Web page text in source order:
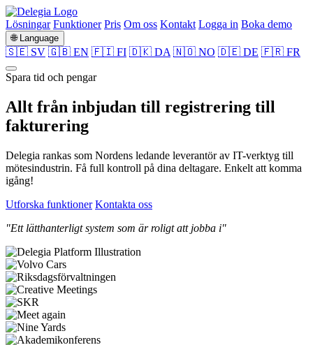
Lösningar Funktioner Pris Om oss Kontakt Logga in Boka demo
🌐 Language
🇸🇪 SV 🇬🇧 EN 🇫🇮 FI 🇩🇰 DA 🇳🇴 NO 🇩🇪 DE 🇫🇷 FR
Spara tid och pengar
Allt från inbjudan till registrering till
fakturering
Delegia rankas som Nordens ledande leverantör av IT-verktyg till
mötesindustrin. Få full kontroll på dina deltagare. Enkelt att komma
igång!
Utforska funktioner Kontakta oss
"Ett lätthanterligt system som är roligt att jobba i"